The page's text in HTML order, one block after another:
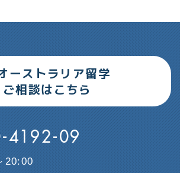
ーストラリア留学
ご相談はこちら
4192-09
20:00